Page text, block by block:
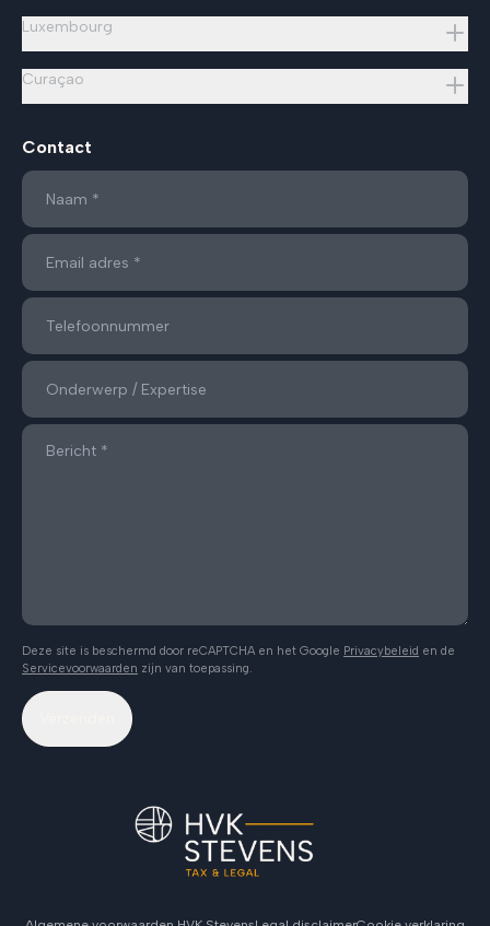
Luxembourg
Curaçao
Contact
Deze site is beschermd door reCAPTCHA en het Google Privacybeleid en de
Servicevoorwaarden zijn van toepassing.